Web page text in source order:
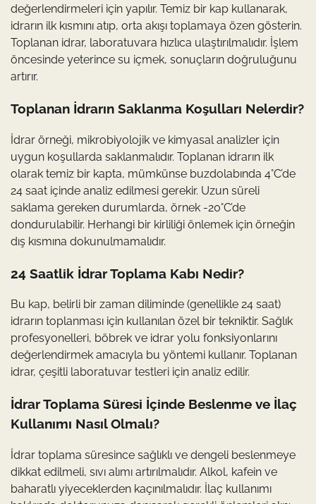
değerlendirmeleri için yapılır. Temiz bir kap kullanarak,
idrarın ilk kısmını atıp, orta akışı toplamaya özen gösterin.
Toplanan idrar, laboratuvara hızlıca ulaştırılmalıdır. İşlem
öncesinde yeterince su içmek, sonuçların doğruluğunu
artırır.
Toplanan İdrarın Saklanma Koşulları Nelerdir?
İdrar örneği, mikrobiyolojik ve kimyasal analizler için
uygun koşullarda saklanmalıdır. Toplanan idrarın ilk
olarak temiz bir kapta, mümkünse buzdolabında 4°C’de
24 saat içinde analiz edilmesi gerekir. Uzun süreli
saklama gereken durumlarda, örnek -20°C’de
dondurulabilir. Herhangi bir kirliliği önlemek için örneğin
dış kısmına dokunulmamalıdır.
24 Saatlik İdrar Toplama Kabı Nedir?
Bu kap, belirli bir zaman diliminde (genellikle 24 saat)
idrarın toplanması için kullanılan özel bir tekniktir. Sağlık
profesyonelleri, böbrek ve idrar yolu fonksiyonlarını
değerlendirmek amacıyla bu yöntemi kullanır. Toplanan
idrar, çeşitli laboratuvar testleri için analiz edilir.
İdrar Toplama Süresi İçinde Beslenme ve İlaç
Kullanımı Nasıl Olmalı?
İdrar toplama süresince sağlıklı ve dengeli beslenmeye
dikkat edilmeli, sıvı alımı artırılmalıdır. Alkol, kafein ve
baharatlı yiyeceklerden kaçınılmalıdır. İlaç kullanımı